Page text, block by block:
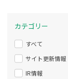
カテゴリー
すべて
サイト更新情報
IR情報